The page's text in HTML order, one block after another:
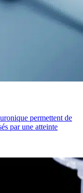
permettent de
par une atteinte